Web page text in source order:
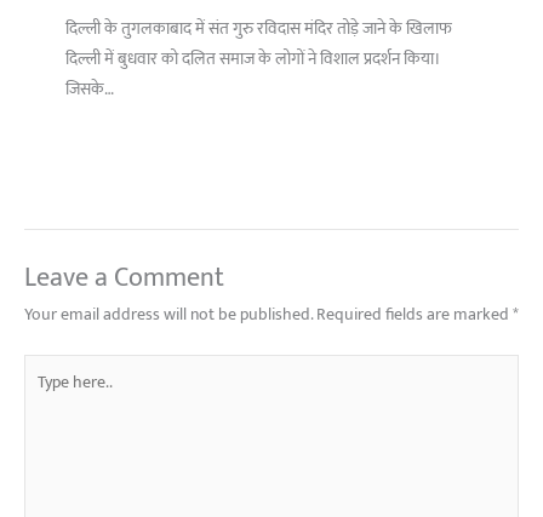
दिल्ली के तुगलकाबाद में संत गुरु रविदास मंदिर तोड़े जाने के खिलाफ
दिल्ली में बुधवार को दलित समाज के लोगों ने विशाल प्रदर्शन किया।
जिसके…
Leave a Comment
Your email address will not be published.Required fields are marked*
here..